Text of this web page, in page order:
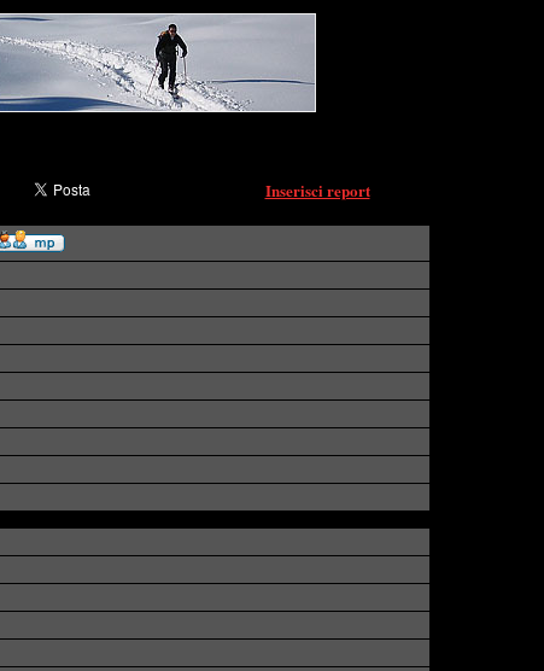
Inserisci report